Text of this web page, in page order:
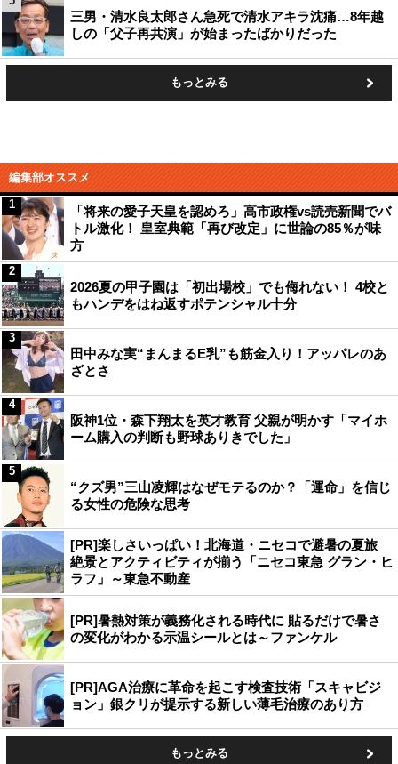
三男・清水良太郎さん急死で清水アキラ沈痛…8年越
しの「父子再共演」が始まったばかりだった
もっとみる
編集部オススメ
「将来の愛子天皇を認めろ」高市政権vs読売新聞でバ
トル激化！ 皇室典範「再び改定」に世論の85％が味
方
1
2026夏の甲子園は「初出場校」でも侮れない！ 4校と
もハンデをはね返すポテンシャル十分
2
田中みな実“まんまるE乳”も筋金入り！アッパレのあ
ざとさ
3
阪神1位・森下翔太を英才教育 父親が明かす「マイホ
ーム購入の判断も野球ありきでした」
4
“クズ男”三山凌輝はなぜモテるのか？「運命」を信じ
る女性の危険な思考
5
[PR]楽しさいっぱい！北海道・ニセコで避暑の夏旅
絶景とアクティビティが揃う「ニセコ東急 グラン・ヒ
ラフ」～東急不動産
[PR]暑熱対策が義務化される時代に 貼るだけで暑さ
の変化がわかる示温シールとは～ファンケル
[PR]AGA治療に革命を起こす検査技術「スキャビジ
ョン」銀クリが提示する新しい薄毛治療のあり方
もっとみる